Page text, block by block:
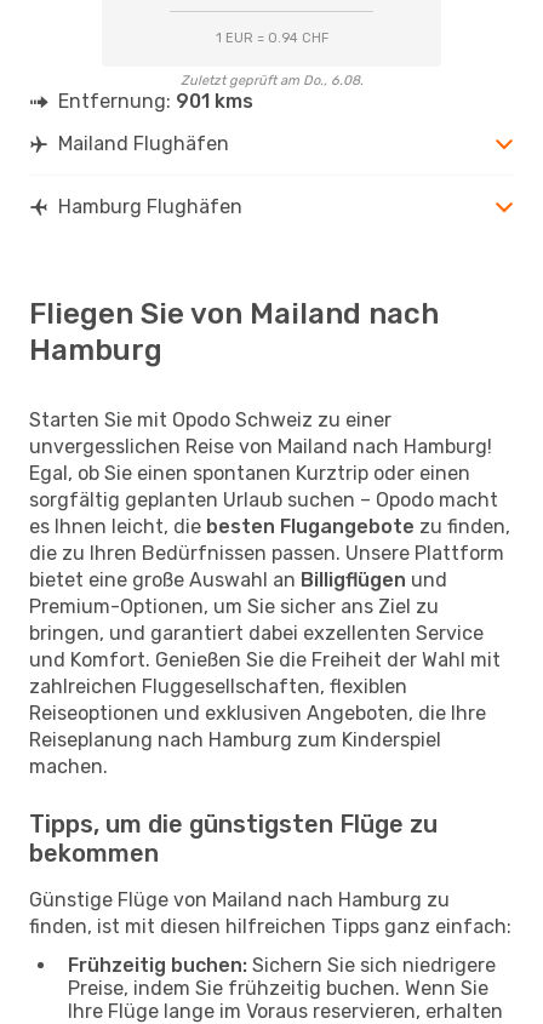
1 EUR = 0.94 CHF
Zuletzt geprüft am Do., 6.08.
Entfernung: 901 kms
Mailand Flughäfen
Hamburg Flughäfen
Fliegen Sie von Mailand nach
Hamburg
Starten Sie mit Opodo Schweiz zu einer
unvergesslichen Reise von Mailand nach Hamburg!
Egal, ob Sie einen spontanen Kurztrip oder einen
sorgfältig geplanten Urlaub suchen – Opodo macht
es Ihnen leicht, die besten Flugangebote zu finden,
die zu Ihren Bedürfnissen passen. Unsere Plattform
bietet eine große Auswahl an Billigflügen und
Premium-Optionen, um Sie sicher ans Ziel zu
bringen, und garantiert dabei exzellenten Service
und Komfort. Genießen Sie die Freiheit der Wahl mit
zahlreichen Fluggesellschaften, flexiblen
Reiseoptionen und exklusiven Angeboten, die Ihre
Reiseplanung nach Hamburg zum Kinderspiel
machen.
Tipps, um die günstigsten Flüge zu
bekommen
Günstige Flüge von Mailand nach Hamburg zu
finden, ist mit diesen hilfreichen Tipps ganz einfach:
Frühzeitig buchen: Sichern Sie sich niedrigere
Preise, indem Sie frühzeitig buchen. Wenn Sie
Ihre Flüge lange im Voraus reservieren, erhalten